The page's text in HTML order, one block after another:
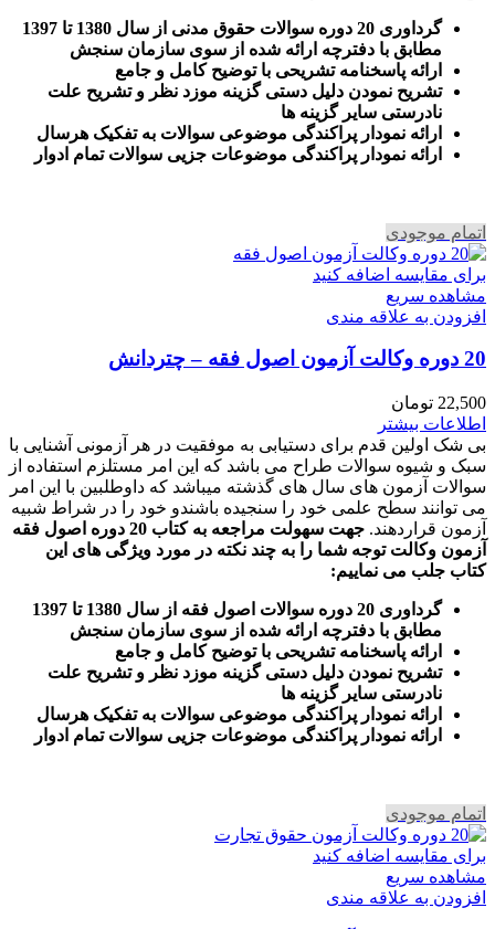
گرداوری 20 دوره سوالات حقوق مدنی از سال 1380 تا 1397
مطابق با دفترچه ارائه شده از سوی سازمان سنجش
ارائه پاسخنامه تشریحی با توضیح کامل و جامع
تشریح نمودن دلیل دستی گزینه موزد نظر و تشریح علت
نادرستی سایر گزینه ها
ارائه نمودار پراکندگی موضوعی سوالات به تفکیک هرسال
رائه نمودار پراکندگی موضوعات جزیی سوالات تمام ادوار
اتمام موجودی
برای مقایسه اضافه کنید
مشاهده سریع
افزودن به علاقه مندی
20 دوره وکالت آزمون اصول فقه – چتردانش
22,500 تومان
اطلاعات بیشتر
بی شک اولین قدم برای دستیابی به موفقیت در هر آزمونی آشنایی با
سبک و شیوه سوالات طراح می باشد که این امر مستلزم استفاده از
سوالات آزمون های سال های گذشته میباشد که داوطلبین با این امر
می توانند سطح علمی خود را سنجیده باشندو خود را در شراط شبیه
آزمون قراردهند.
جهت سهولت مراجعه به کتاب 20 دوره اصول فقه
آزمون وکالت توجه شما را به چند نکته در مورد ویژگی های این
کتاب جلب می نماییم:
گرداوری 20 دوره سوالات اصول فقه از سال 1380 تا 1397
مطابق با دفترچه ارائه شده از سوی سازمان سنجش
ارائه پاسخنامه تشریحی با توضیح کامل و جامع
تشریح نمودن دلیل دستی گزینه موزد نظر و تشریح علت
نادرستی سایر گزینه ها
ارائه نمودار پراکندگی موضوعی سوالات به تفکیک هرسال
رائه نمودار پراکندگی موضوعات جزیی سوالات تمام ادوار
اتمام موجودی
برای مقایسه اضافه کنید
مشاهده سریع
افزودن به علاقه مندی